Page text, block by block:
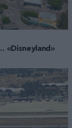
«Disneyland»